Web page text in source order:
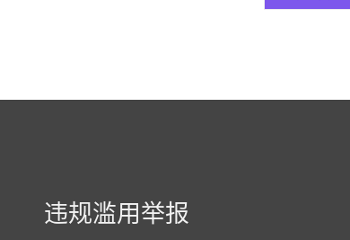
违规滥用举报